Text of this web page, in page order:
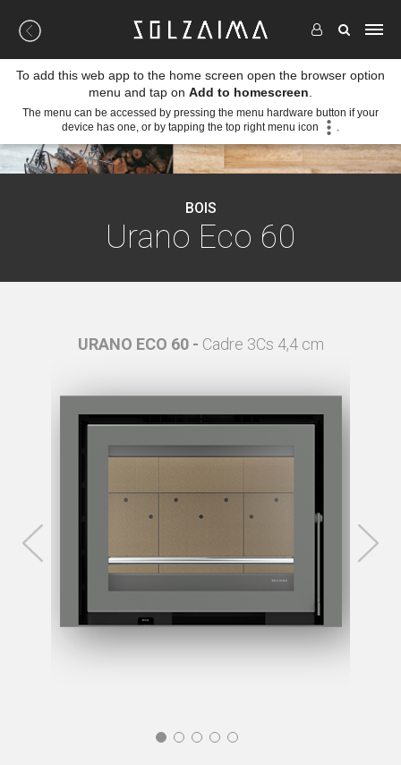
BOIS
Urano Eco 60
URANO ECO 60 - Cadre 3Cs 4,4 cm
To add this web app to the home screen open the browser option
menu and tap on Add to homescreen
The menu can be accessed by pressing the menu hardware button if your
device has one, or by tapping the top right menu icon
.